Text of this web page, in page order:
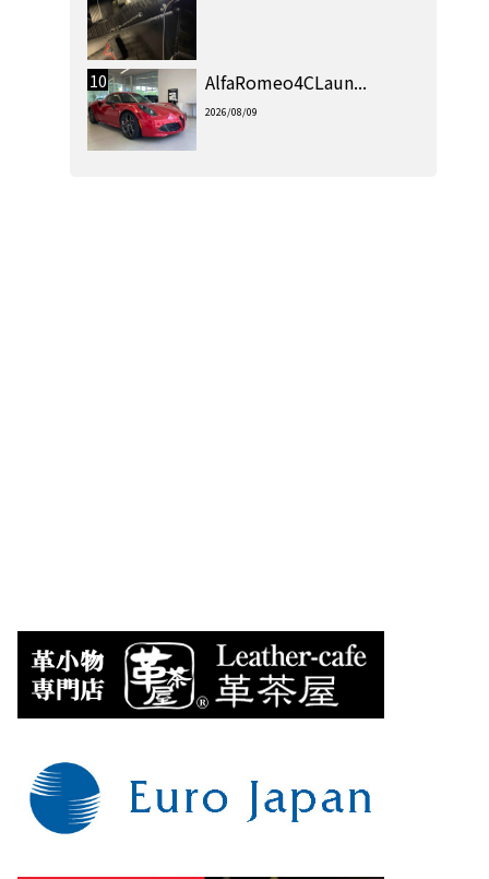
10 AlfaRomeo4CLaun...
2026/08/09